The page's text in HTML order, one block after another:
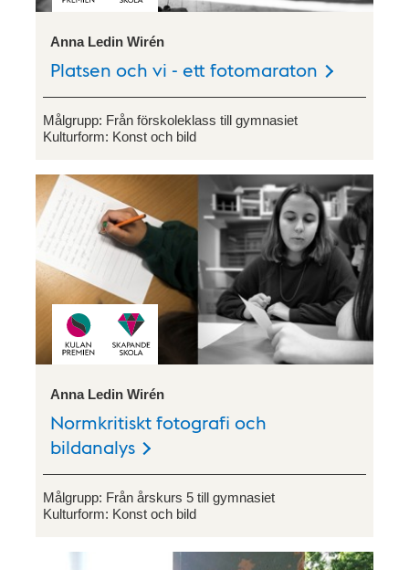
Anna Ledin Wirén
Platsen och vi - ett fotomaraton
Målgrupp: Från förskoleklass till gymnasiet
Kulturform: Konst och bild
Anna Ledin Wirén
Normkritiskt fotografi och
bildanalys
Målgrupp: Från årskurs 5 till gymnasiet
Kulturform: Konst och bild